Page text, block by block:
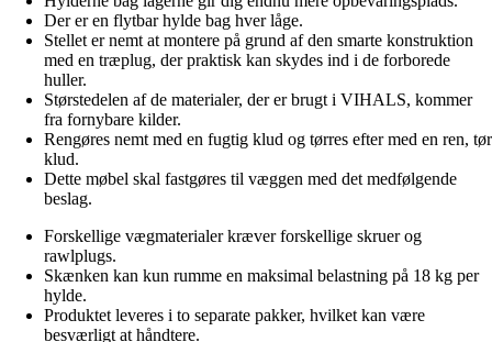
Der er en flytbar hylde bag hver låge.
Stellet er nemt at montere på grund af den smarte konstruktion
med en træplug, der praktisk kan skydes ind i de forborede
huller.
Størstedelen af de materialer, der er brugt i VIHALS, kommer
fra fornybare kilder.
Rengøres nemt med en fugtig klud og tørres efter med en ren, tør
klud.
Dette møbel skal fastgøres til væggen med det medfølgende
beslag.
Forskellige vægmaterialer kræver forskellige skruer og
rawlplugs.
Skænken kan kun rumme en maksimal belastning på 18 kg per
hylde.
Produktet leveres i to separate pakker, hvilket kan være
besværligt at håndtere.